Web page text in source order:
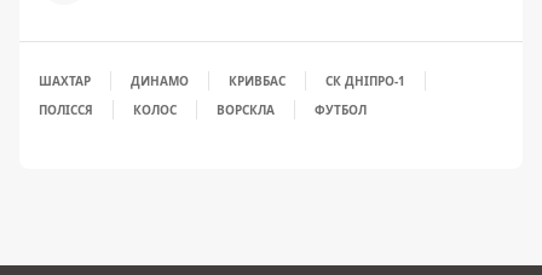
ШАХТАР ДИНАМО КРИВБАС
СК ДНІПРО-1
ПОЛІССЯ
КОЛОС ВОРСКЛА ФУТБОЛ